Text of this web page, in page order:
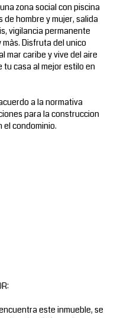
zona social con piscina
hombre y mujer, salida
vigilancia permanente
Disfruta del unico
mar caribe y vive del aire
casa al mejor estilo en
acuerdo a la normativa
para la construccion
el condominio.
este inmueble, se